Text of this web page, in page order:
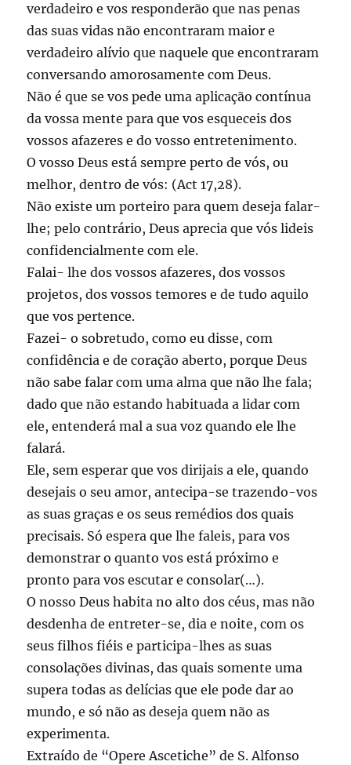
verdadeiro e vos responderão que nas penas
das suas vidas não encontraram maior e
verdadeiro alívio que naquele que encontraram
conversando amorosamente com Deus.
Não é que se vos pede uma aplicação contínua
da vossa mente para que vos esqueceis dos
vossos afazeres e do vosso entretenimento.
O vosso Deus está sempre perto de vós, ou
melhor, dentro de vós: (Act 17,28).
Não existe um porteiro para quem deseja falar-
lhe; pelo contrário, Deus aprecia que vós lideis
confidencialmente com ele.
Falai- lhe dos vossos afazeres, dos vossos
projetos, dos vossos temores e de tudo aquilo
que vos pertence.
Fazei- o sobretudo, como eu disse, com
confidência e de coração aberto, porque Deus
não sabe falar com uma alma que não lhe fala;
dado que não estando habituada a lidar com
ele, entenderá mal a sua voz quando ele lhe
falará.
Ele, sem esperar que vos dirijais a ele, quando
desejais o seu amor, antecipa-se trazendo-vos
as suas graças e os seus remédios dos quais
precisais. Só espera que lhe faleis, para vos
demonstrar o quanto vos está próximo e
pronto para vos escutar e consolar(…).
O nosso Deus habita no alto dos céus, mas não
desdenha de entreter-se, dia e noite, com os
seus filhos fiéis e participa-lhes as suas
consolações divinas, das quais somente uma
supera todas as delícias que ele pode dar ao
mundo, e só não as deseja quem não as
experimenta.
Extraído de “Opere Ascetiche” de S. Alfonso